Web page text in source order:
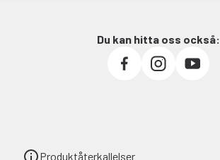
Du kan hitta oss också:
Produktåterkallelser